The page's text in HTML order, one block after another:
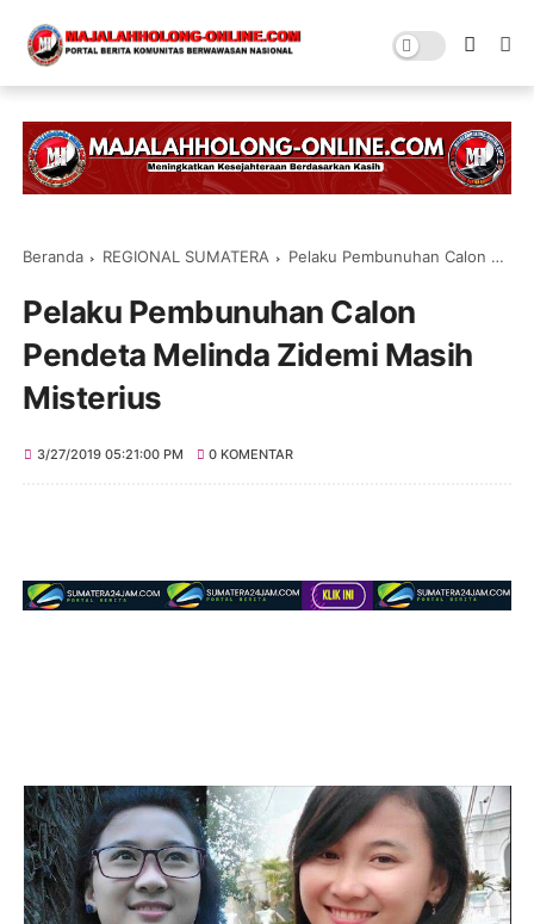
Beranda REGIONAL SUMATERA Pelaku Pembunuhan Calon Pendeta Melinda Zidemi Masih Misterius
Pelaku Pembunuhan Calon
Pendeta Melinda Zidemi Masih
Misterius
3/27/2019 05:21:00 PM 0 KOMENTAR